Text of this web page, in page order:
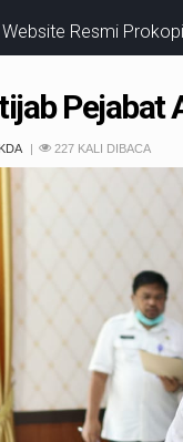
Website Resmi
227 KALI DIBACA